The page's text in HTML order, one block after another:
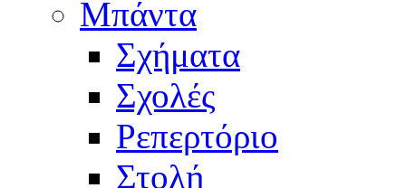
Μπάντα
Σχήματα
Σχολές
Ρεπερτόριο
Στολή